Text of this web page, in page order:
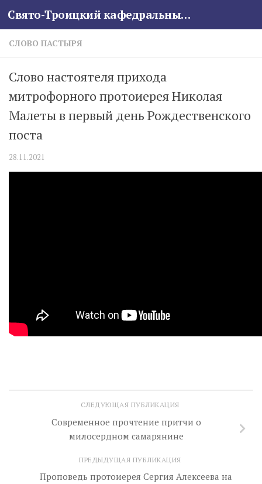
Skip to content Свято-Троицкий кафедральный собор
СЛОВО ПАСТЫРЯ
Слово настоятеля прихода
митрофорного протоиерея Николая
Малеты в первый день Рождественского
поста
28.11.2021
СЛЕДУЮЩАЯ ПУБЛИКАЦИЯ
Современное прочтение притчи о
милосердном самарянине
ПРЕДЫДУЩАЯ ПУБЛИКАЦИЯ
Проповедь протоиерея Сергия Алексеева на